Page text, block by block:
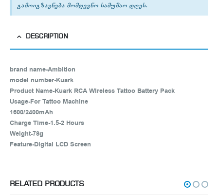
გამოიგზავნება მომდევნო სამუშაო დღეს.
DESCRIPTION
brand name-Ambition
model number-Kuark
Product Name-Kuark RCA Wireless Tattoo Battery Pack
Usage-For Tattoo Machine
1600/2400mAh
Charge Time-1.5-2 Hours
Weight-78g
Feature-Digital LCD Screen
RELATED PRODUCTS